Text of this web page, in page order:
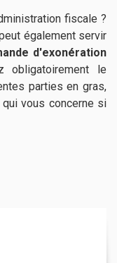
fiscale ?
également servir
d'exonération
obligatoirement le
parties en gras,
vous concerne si